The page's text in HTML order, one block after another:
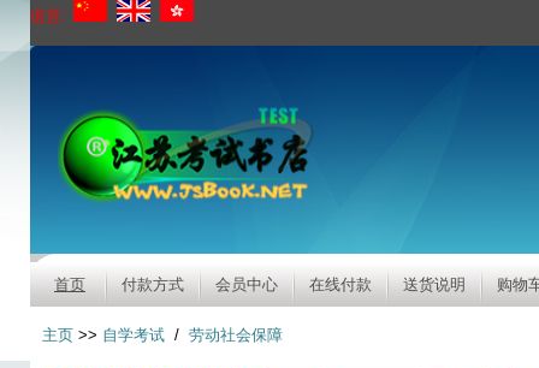
语言:
首页 付款方式 会员中心 在线付款 送货说明 购物
主页 >> 自学考试 / 劳动社会保障